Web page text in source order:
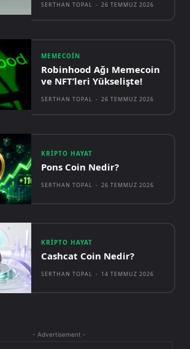
SERTHAN TOPAL - 26 TEMMUZ 2026
MEMECOIN
Robinhood Ağı Memecoin
ve NFT’leri Yükselişte!
SERTHAN TOPAL - 26 TEMMUZ 2026
KRIPTO HAYAT
Pons Coin Nedir?
SERTHAN TOPAL - 26 TEMMUZ 2026
KRIPTO HAYAT
Cashcat Coin Nedir?
SERTHAN TOPAL - 14 TEMMUZ 2026
- Advertisement -